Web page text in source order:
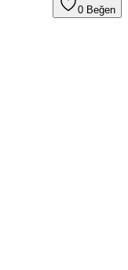
0 Beğen